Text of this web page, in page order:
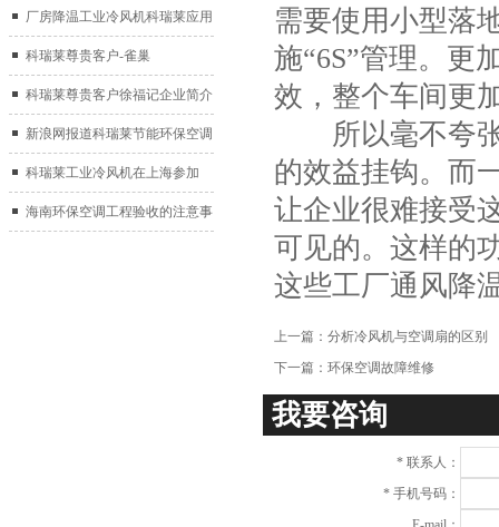
厂房降温工业冷风机科瑞莱应用
于广州制鞋厂
科瑞莱尊贵客户-雀巢
科瑞莱尊贵客户徐福记企业简介
新浪网报道科瑞莱节能环保空调
扇
科瑞莱工业冷风机在上海参加
2017中国制冷展
海南环保空调工程验收的注意事
需要使用小型落
施“6S”管理。更
效，整个车间更
所以毫不夸张
的效益挂钩。而
让企业很难接受
可见的。这样的
这些工厂通风降
上一篇： 分析冷风机与空调扇的区别
下一篇： 环保空调故障维修
我要咨询
* 联系人：
* 手机号码：